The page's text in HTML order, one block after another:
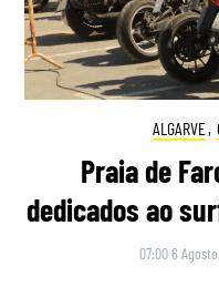
ALGARVE,
Praia de
dedicados ao
07:00 6